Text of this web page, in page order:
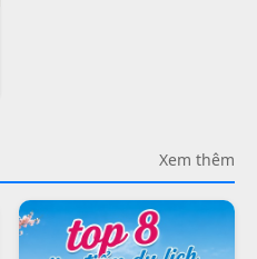
Xem thêm